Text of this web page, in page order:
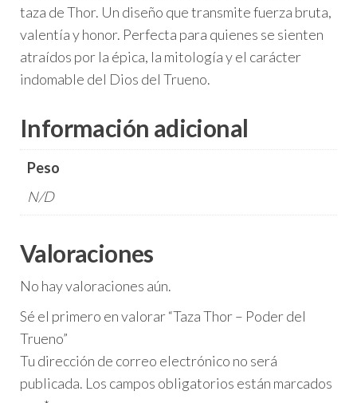
taza de Thor. Un diseño que transmite fuerza bruta,
valentía y honor. Perfecta para quienes se sienten
atraídos por la épica, la mitología y el carácter
indomable del Dios del Trueno.
Información adicional
Peso
N/D
Valoraciones
No hay valoraciones aún.
Sé el primero en valorar “Taza Thor – Poder del
Trueno”
Tu dirección de correo electrónico no será
publicada. Los campos obligatorios están marcados